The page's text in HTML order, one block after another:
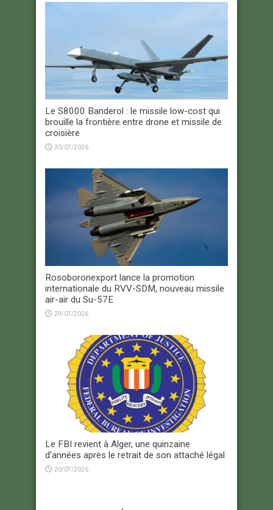
Le S8000 Banderol : le missile low-cost qui
brouille la frontière entre drone et missile de
croisière
30/07/2026
Rosoboronexport lance la promotion
internationale du RVV-SDM, nouveau missile
air-air du Su-57E
29/07/2026
Le FBI revient à Alger, une quinzaine
d’années après le retrait de son attaché légal
20/07/2026